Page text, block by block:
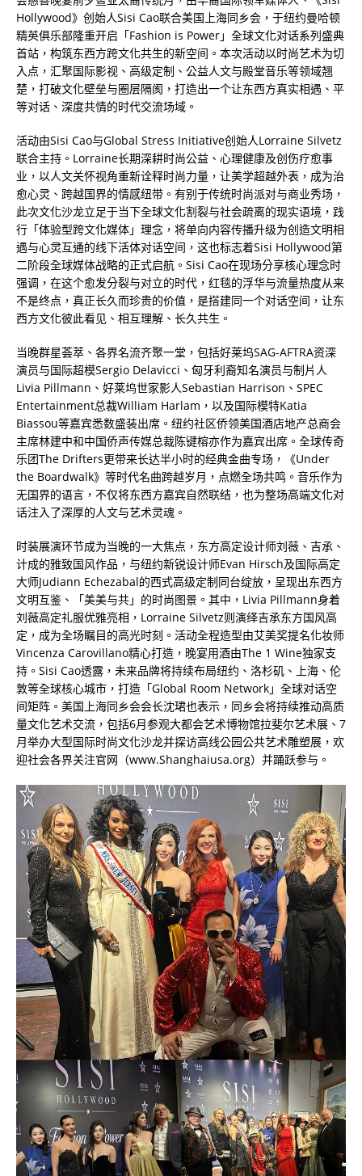
Hollywood》创始人Sisi Cao联合美国上海同乡会，于纽约曼哈顿
精英俱乐部隆重开启「Fashion is Power」全球文化对话系列盛典
首站，构筑东西方跨文化共生的新空间。本次活动以时尚艺术为切
入点，汇聚国际影视、高级定制、公益人文与殿堂音乐等领域翘
楚，打破文化壁垒与圈层隔阂，打造出一个让东西方真实相遇、平
等对话、深度共情的时代交流场域。
活动由Sisi Cao与Global Stress Initiative创始人Lorraine Silvetz
联合主持。Lorraine长期深耕时尚公益、心理健康及创伤疗愈事
业，以人文关怀视角重新诠释时尚力量，让美学超越外表，成为治
愈心灵、跨越国界的情感纽带。有别于传统时尚派对与商业秀场，
此次文化沙龙立足于当下全球文化割裂与社会疏离的现实语境，践
行「体验型跨文化媒体」理念，将单向内容传播升级为创造文明相
遇与心灵互通的线下活体对话空间，这也标志着Sisi Hollywood第
二阶段全球媒体战略的正式启航。Sisi Cao在现场分享核心理念时
强调，在这个愈发分裂与对立的时代，红毯的浮华与流量热度从来
不是终点，真正长久而珍贵的价值，是搭建同一个对话空间，让东
西方文化彼此看见、相互理解、长久共生。
当晚群星荟萃、各界名流齐聚一堂，包括好莱坞SAG-AFTRA资深
演员与国际超模Sergio Delavicci、匈牙利裔知名演员与制片人
Livia Pillmann、好莱坞世家影人Sebastian Harrison、SPEC
Entertainment总裁William Harlam，以及国际模特Katia
Biassou等嘉宾悉数盛装出席。纽约社区侨领美国酒店地产总商会
主席林建中和中国侨声传媒总裁陈键榕亦作为嘉宾出席。全球传奇
乐团The Drifters更带来长达半小时的经典金曲专场，《Under
the Boardwalk》等时代名曲跨越岁月，点燃全场共鸣。音乐作为
无国界的语言，不仅将东西方嘉宾自然联结，也为整场高端文化对
话注入了深厚的人文与艺术灵魂。
时装展演环节成为当晚的一大焦点，东方高定设计师刘薇、吉承、
计成的雅致国风作品，与纽约新锐设计师Evan Hirsch及国际高定
大师Judiann Echezabal的西式高级定制同台绽放，呈现出东西方
文明互鉴、「美美与共」的时尚图景。其中，Livia Pillmann身着
刘薇高定礼服优雅亮相，Lorraine Silvetz则演绎吉承东方国风高
定，成为全场瞩目的高光时刻。活动全程造型由艾美奖提名化妆师
Vincenza Carovillano精心打造，晚宴用酒由The 1 Wine独家支
持。Sisi Cao透露，未来品牌将持续布局纽约、洛杉矶、上海、伦
敦等全球核心城市，打造「Global Room Network」全球对话空
间矩阵。美国上海同乡会会长沈珺也表示，同乡会将持续推动高质
量文化艺术交流，包括6月参观大都会艺术博物馆拉斐尔艺术展、7
月举办大型国际时尚文化沙龙并探访高线公园公共艺术雕塑展，欢
迎社会各界关注官网（www.Shanghaiusa.org）并踊跃参与。